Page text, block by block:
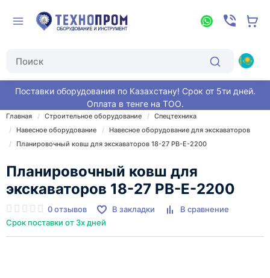
Поставки оборудования по Казахстану! Срок от 5ти дней.
Оплата в тенге на ТОО.
Главная Строительное оборудование
Спецтехника
Навесное оборудование
Навесное оборудование для экскаваторов
Планировочный ковш для экскаваторов 18-27 PB-E-2200
Планировочный ковш для
экскаваторов 18-27 PB-E-2200
0 отзывов В закладки
В сравнение
Срок поставки от 3х дней